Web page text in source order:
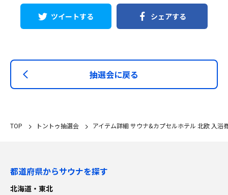
ツイートする シェアする
抽選会に戻る
TOP トントゥ抽選会 アイテム詳細 サウナ&カプセルホテル 北欧 入浴
都道府県からサウナを探す
北海道・東北